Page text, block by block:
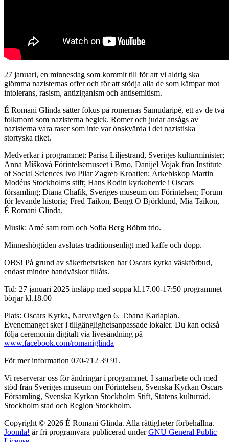
27 januari, en minnesdag som kommit till för att vi aldrig ska
glömma nazisternas offer och för att stödja alla de som kämpar mot
intolerans, rasism, antiziganism och antisemitism.
É Romani Glinda sätter fokus på romernas Samudaripé, ett av de två
folkmord som nazisterna begick. Romer och judar ansågs av
nazisterna vara raser som inte var önskvärda i det nazistiska
stortyska riket.
Medverkar i programmet: Parisa Liljestrand, Sveriges kulturminister;
Anna Míšková Förintelsemuseet i Brno, Danijel Vojak från Institute
of Social Sciences Ivo Pilar Zagreb Kroatien; Ärkebiskop Martin
Modéus Stockholms stift; Hans Rodin kyrkoherde i Oscars
församling; Diana Chafik, Sveriges museum om Förintelsen; Forum
för levande historia; Fred Taikon, Bengt O Björklund, Mia Taikon,
É Romani Glinda.
Musik: Amé sam rom och Sofia Berg Böhm trio.
Minneshögtiden avslutas traditionsenligt med kaffe och dopp.
OBS! På grund av säkerhetsrisken har Oscars kyrka väskförbud,
endast mindre handväskor tillåts.
Tid: 27 januari 2025 insläpp med soppa kl.17.00-17:50 programmet
börjar kl.18.00
Plats: Oscars Kyrka, Narvavägen 6. T:bana Karlaplan.
Evenemanget sker i tillgänglighetsanpassade lokaler. Du kan också
följa ceremonin digitalt via livesändning på
www.facebook.com/romaniglinda
För mer information 070-712 39 91.
Vi reserverar oss för ändringar i programmet. I samarbete och med
stöd från Sveriges museum om Förintelsen, Svenska Kyrkan Oscars
Församling, Svenska Kyrkan Stockholm Stift, Statens kulturråd,
Stockholm stad och Region Stockholm.
Copyright © 2026 É Romani Glinda. Alla rättigheter förbehållna.
Joomla! är fri programvara publicerad underGNU General Public